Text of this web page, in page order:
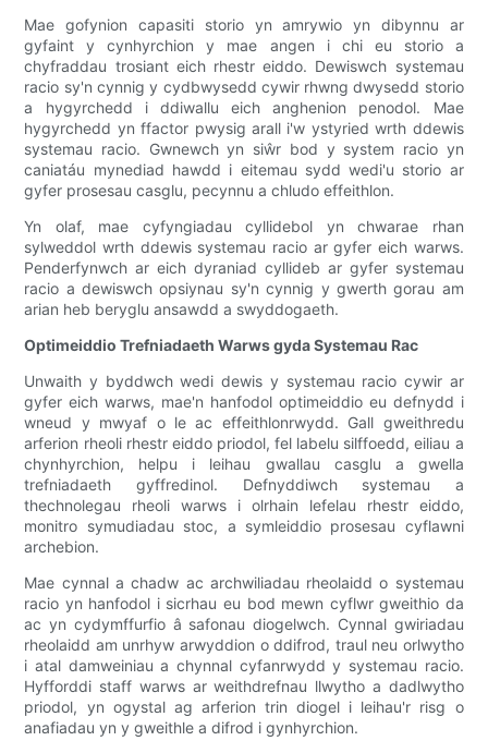
Mae gofynion capasiti storio yn amrywio yn dibynnu ar
gyfaint y cynhyrchion y mae angen i chi eu storio a
chyfraddau trosiant eich rhestr eiddo. Dewiswch systemau
racio sy'n cynnig y cydbwysedd cywir rhwng dwysedd storio
a hygyrchedd i ddiwallu eich anghenion penodol. Mae
hygyrchedd yn ffactor pwysig arall i'w ystyried wrth ddewis
systemau racio. Gwnewch yn siŵr bod y system racio yn
caniatáu mynediad hawdd i eitemau sydd wedi'u storio ar
gyfer prosesau casglu, pecynnu a chludo effeithlon.
Yn olaf, mae cyfyngiadau cyllidebol yn chwarae rhan
sylweddol wrth ddewis systemau racio ar gyfer eich warws.
Penderfynwch ar eich dyraniad cyllideb ar gyfer systemau
racio a dewiswch opsiynau sy'n cynnig y gwerth gorau am
arian heb beryglu ansawdd a swyddogaeth.
Optimeiddio Trefniadaeth Warws gyda Systemau Rac
Unwaith y byddwch wedi dewis y systemau racio cywir ar
gyfer eich warws, mae'n hanfodol optimeiddio eu defnydd i
wneud y mwyaf o le ac effeithlonrwydd. Gall gweithredu
arferion rheoli rhestr eiddo priodol, fel labelu silffoedd, eiliau a
chynhyrchion, helpu i leihau gwallau casglu a gwella
trefniadaeth gyffredinol. Defnyddiwch systemau a
thechnolegau rheoli warws i olrhain lefelau rhestr eiddo,
monitro symudiadau stoc, a symleiddio prosesau cyflawni
archebion.
Mae cynnal a chadw ac archwiliadau rheolaidd o systemau
racio yn hanfodol i sicrhau eu bod mewn cyflwr gweithio da
ac yn cydymffurfio â safonau diogelwch. Cynnal gwiriadau
rheolaidd am unrhyw arwyddion o ddifrod, traul neu orlwytho
i atal damweiniau a chynnal cyfanrwydd y systemau racio.
Hyfforddi staff warws ar weithdrefnau llwytho a dadlwytho
priodol, yn ogystal ag arferion trin diogel i leihau'r risg o
anafiadau yn y gweithle a difrod i gynhyrchion.